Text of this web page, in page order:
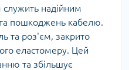
служить надійним
пошкоджень кабелю.
та роз'єм, закрито
еластомеру. Цей
та збільшує